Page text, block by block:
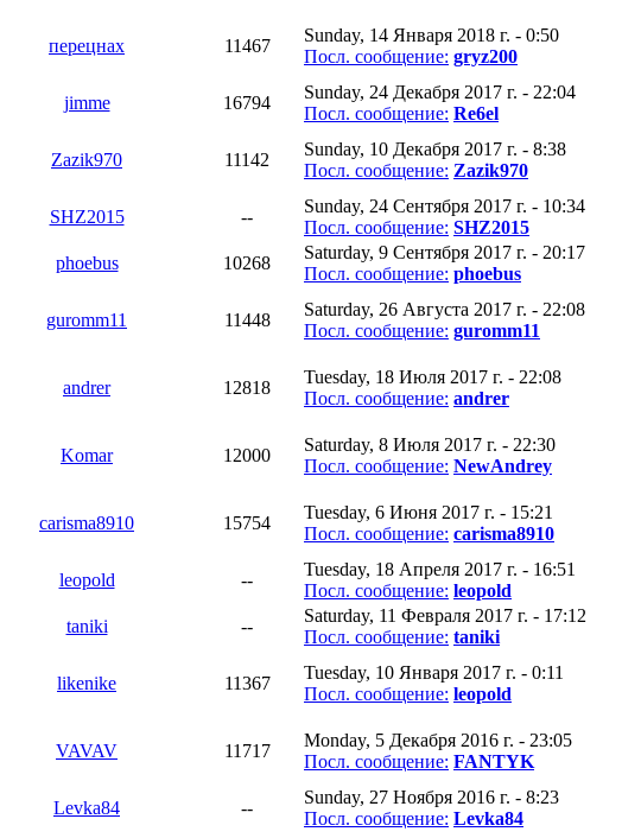
перецнах 11467
Sunday, 14 Января 2018 г. - 0:50
Посл. сообщение: gryz200
jimme 16794
Sunday, 24 Декабря 2017 г. - 22:04
Посл. сообщение: Re6el
Zazik970 11142
Sunday, 10 Декабря 2017 г. - 8:38
Посл. сообщение: Zazik970
SHZ2015 --
Sunday, 24 Сентября 2017 г. - 10:34
Посл. сообщение: SHZ2015
phoebus 10268
Saturday, 9 Сентября 2017 г. - 20:17
Посл. сообщение: phoebus
guromm11 11448
Saturday, 26 Августа 2017 г. - 22:08
Посл. сообщение: guromm11
andrer 12818
Tuesday, 18 Июля 2017 г. - 22:08
Посл. сообщение: andrer
Komar 12000
Saturday, 8 Июля 2017 г. - 22:30
Посл. сообщение: NewAndrey
carisma8910 15754
Tuesday, 6 Июня 2017 г. - 15:21
Посл. сообщение: carisma8910
leopold --
Tuesday, 18 Апреля 2017 г. - 16:51
Посл. сообщение: leopold
taniki --
Saturday, 11 Февраля 2017 г. - 17:12
Посл. сообщение: taniki
likenike 11367
Tuesday, 10 Января 2017 г. - 0:11
Посл. сообщение: leopold
VAVAV 11717
Monday, 5 Декабря 2016 г. - 23:05
Посл. сообщение: FANTYK
Levka84 --
Sunday, 27 Ноября 2016 г. - 8:23
Посл. сообщение: Levka84